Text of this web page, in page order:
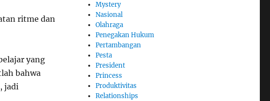
ritme dan
yang
bahwa
jadi
Mystery
Nasional
Olahraga
Penegakan Hukum
Pertambangan
Pesta
President
Princess
Produktivitas
Relationships